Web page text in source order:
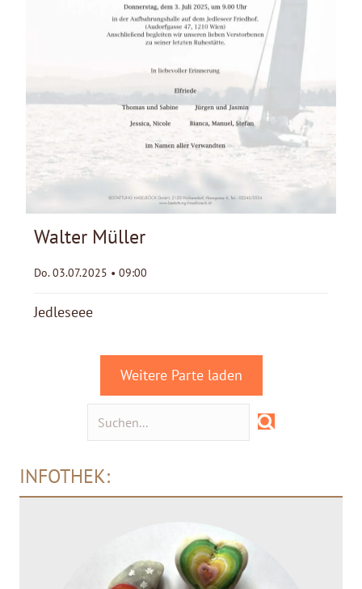
Walter Müller
Do. 03.07.2025 • 09:00
Jedleseee
Weitere Parte laden
INFOTHEK: